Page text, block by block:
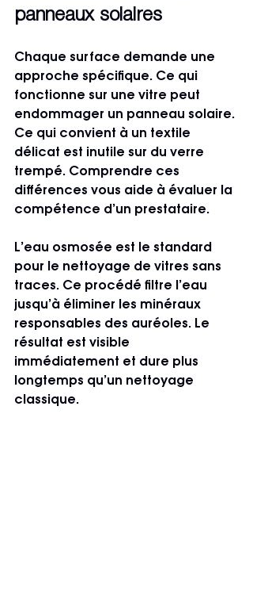
panneaux solaires
Chaque surface demande une
approche spécifique. Ce qui
fonctionne sur une vitre peut
endommager un panneau solaire.
Ce qui convient à un textile
délicat est inutile sur du verre
trempé. Comprendre ces
différences vous aide à évaluer la
compétence d’un prestataire.
L’eau osmosée est le standard
pour le nettoyage de vitres sans
traces. Ce procédé filtre l’eau
jusqu’à éliminer les minéraux
responsables des auréoles. Le
résultat est visible
immédiatement et dure plus
longtemps qu’un nettoyage
classique.